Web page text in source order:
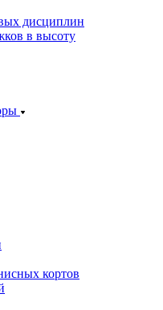
дисциплин
в высоту
кортов